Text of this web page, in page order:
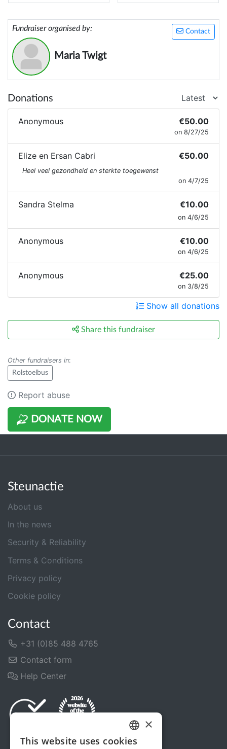
Contact
Fundraiser organised by:
Maria Twigt
DONATE NOW
Donations
Anonymous €50.00
on 8/27/25
Elize en Ersan Cabri €50.00
Heel veel gezondheid en sterkte toegewenst
on 4/7/25
Sandra Stelma €10.00
on 4/6/25
Anonymous €10.00
on 4/6/25
Anonymous €25.00
on 3/8/25
Show all donations
Share this fundraiser
Other fundraisers in:
Rolstoelbus
Report abuse
Steunactie
About us
In the news
Security & Reliability
Terms & Conditions
Privacy policy
Cookie policy
Contact
+31 (0)85 488 4765
Contact form
Help Center
DUTCH
×
This website uses cookies